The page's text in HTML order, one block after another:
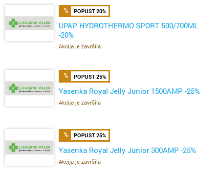
POPUST 20%
UPAP HYDROTHERMO SPORT 500/700ML
-20%
Akcija je završila
POPUST 25%
Yasenka Royal Jelly Junior 1500AMP -25%
Akcija je završila
POPUST 25%
Yasenka Royal Jelly Junior 300AMP -25%
Akcija je završila